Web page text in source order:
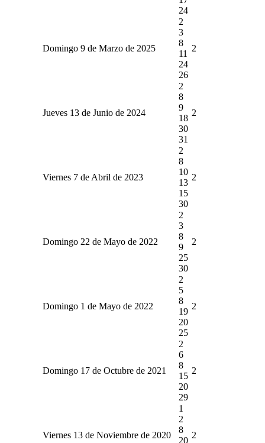
24
Domingo 9 de Marzo de 2025
2
3
8
11
24
26
2
Jueves 13 de Junio de 2024
2
8
9
18
30
31
2
Viernes 7 de Abril de 2023
2
8
10
13
15
30
2
Domingo 22 de Mayo de 2022
2
3
8
9
25
30
2
Domingo 1 de Mayo de 2022
2
5
8
19
20
25
2
Domingo 17 de Octubre de 2021
2
6
8
15
20
29
2
Viernes 13 de Noviembre de 2020
1
2
8
20
2